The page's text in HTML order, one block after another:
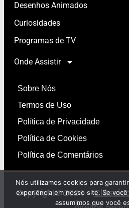
Desenhos Animados
Curiosidades
Programas de TV
Onde Assistir
Sobre Nós
Termos de Uso
Política de Privacidade
Política de Cookies
Política de Comentários
Copyright© 2024 –
Nós utilizamos cookies para
experiência em nosso site. Se
assumimos que você